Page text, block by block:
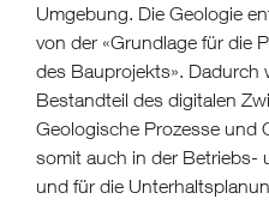
Umgebung. Die Geologie
von der «Grundlage für die
des Bauprojekts». Dadurch
Bestandteil des digitalen
Geologische Prozesse und
somit auch in der Betriebs-
und für die